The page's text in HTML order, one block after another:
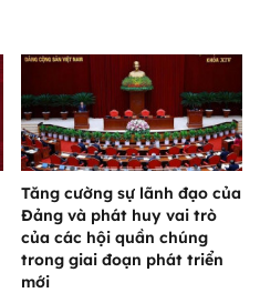
Tăng cường sự lãnh đạo của
Đảng và phát huy vai trò
của các hội quần chúng
trong giai đoạn phát triển
mới